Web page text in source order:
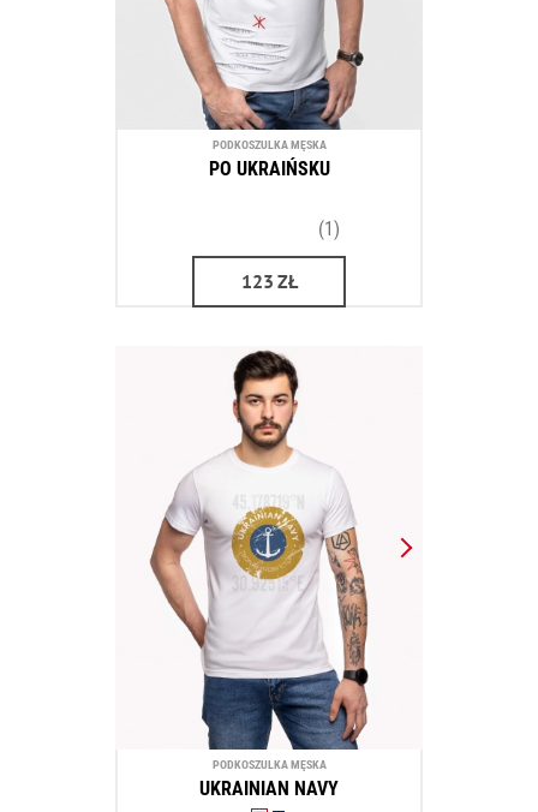
PODKOSZULKA MĘSKA
PO UKRAIŃSKU
(1)
123 ZŁ
PODKOSZULKA MĘSKA
UKRAINIAN NAVY